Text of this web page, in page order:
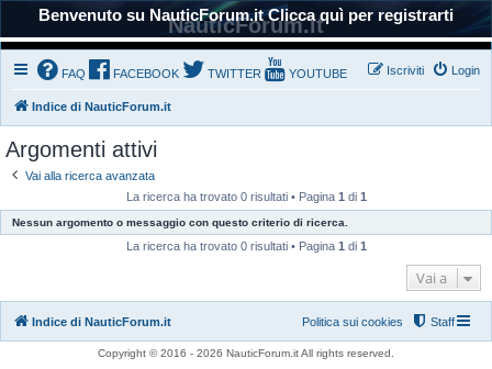
Benvenuto su NauticForum.it Clicca quì per registrarti
NauticForum.it
FAQ FACEBOOK TWITTER YOUTUBE Login
Iscriviti
Indice di NauticForum.it
Argomenti attivi
Vai alla ricerca avanzata
La ricerca ha trovato 0 risultati • Pagina 1 di 1
Nessun argomento o messaggio con questo criterio di ricerca.
La ricerca ha trovato 0 risultati • Pagina 1 di 1
Vai a
Indice di NauticForum.it Staff
Politica sui cookies
Copyright © 2016 - 2026 NauticForum.it All rights reserved.